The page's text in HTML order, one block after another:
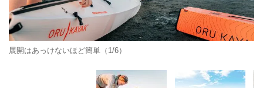
展開はあっけないほど簡単（1/6）